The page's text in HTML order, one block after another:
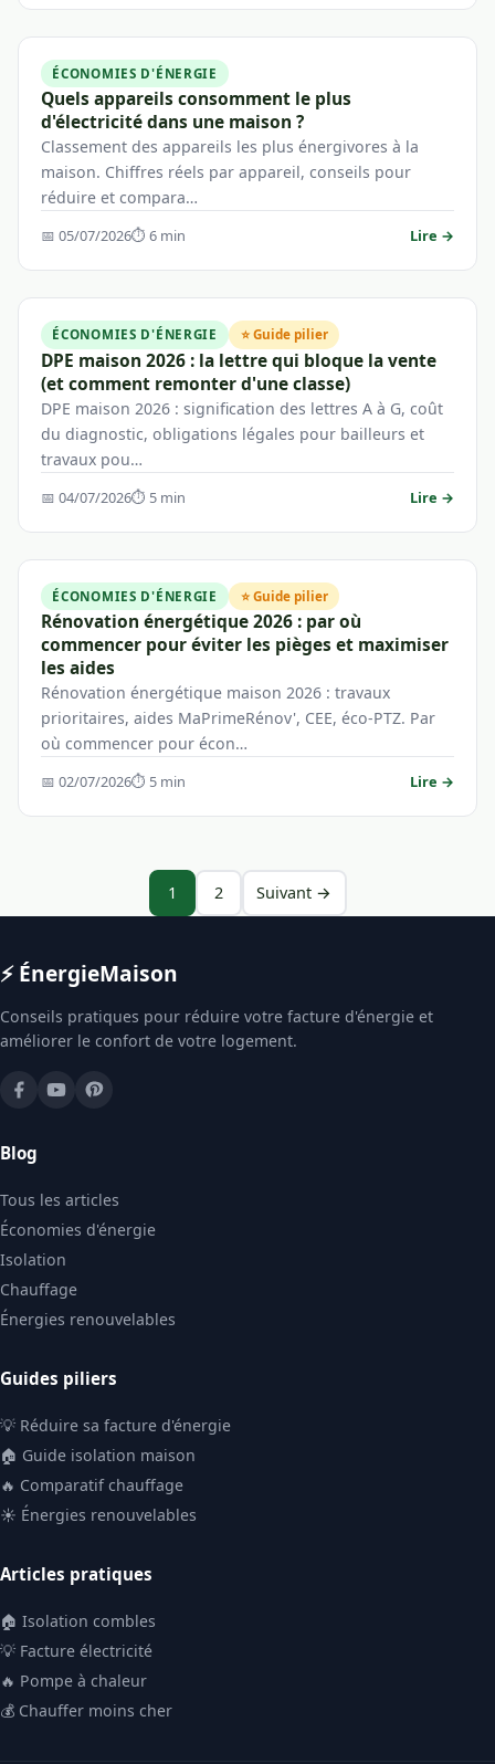
ÉCONOMIES D'ÉNERGIE
Quels appareils consomment le plus
d'électricité dans une maison ?
Classement des appareils les plus énergivores à la
maison. Chiffres réels par appareil, conseils pour
réduire et compara…
📅 05/07/2026⏱ 6 min Lire →
ÉCONOMIES D'ÉNERGIE ⭐ Guide pilier
DPE maison 2026 : la lettre qui bloque la vente
(et comment remonter d'une classe)
DPE maison 2026 : signification des lettres A à G, coût
du diagnostic, obligations légales pour bailleurs et
travaux pou…
📅 04/07/2026⏱ 5 min Lire →
ÉCONOMIES D'ÉNERGIE ⭐ Guide pilier
Rénovation énergétique 2026 : par où
commencer pour éviter les pièges et maximiser
les aides
Rénovation énergétique maison 2026 : travaux
prioritaires, aides MaPrimeRénov', CEE, éco-PTZ. Par
où commencer pour écon…
📅 02/07/2026⏱ 5 min Lire →
1 2 Suivant →
⚡ ÉnergieMaison
Conseils pratiques pour réduire votre facture d'énergie et
améliorer le confort de votre logement.
Blog
Tous les articles
Économies d'énergie
Isolation
Chauffage
Énergies renouvelables
Guides piliers
💡 Réduire sa facture d'énergie
🏠 Guide isolation maison
🔥 Comparatif chauffage
☀️ Énergies renouvelables
Articles pratiques
🏠 Isolation combles
💡 Facture électricité
🔥 Pompe à chaleur
💰 Chauffer moins cher